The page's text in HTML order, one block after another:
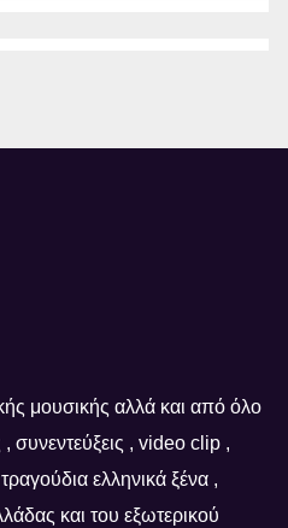
μουσικής αλλά και από όλο
, video clip ,
ελληνικά ξένα ,
και του εξωτερικού